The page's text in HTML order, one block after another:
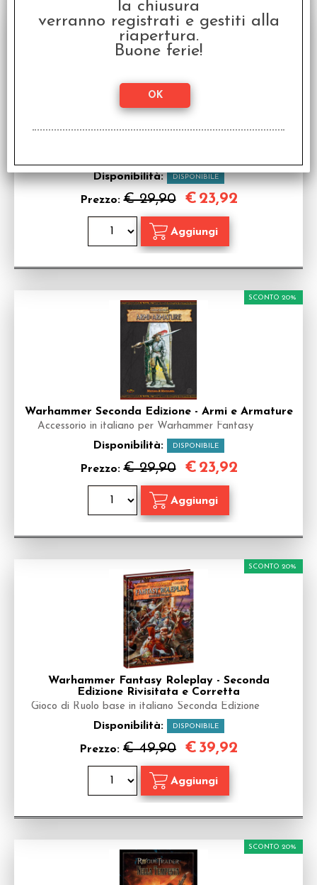
Vecchio Mondo
Disponibilità: DISPONIBILE
Prezzo:€ 29,90 € 23,92
Warhammer Seconda Edizione - Armi e Armature
Accessorio in italiano per Warhammer Fantasy
Disponibilità: DISPONIBILE
Prezzo:€ 29,90
SCONTO 20%
€ 23,92
Warhammer Fantasy Roleplay - Seconda
Edizione Rivisitata e Corretta
Gioco di Ruolo base in italiano Seconda Edizione
Disponibilità: DISPONIBILE
Prezzo: € 49,90
SCONTO 20%
€ 39,92
SCONTO 20%
la chiusura
verranno registrati e gestiti alla
riapertura.
Buone ferie!